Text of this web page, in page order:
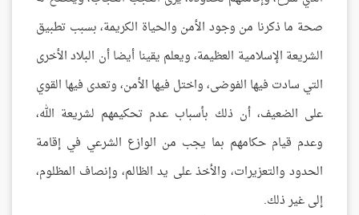
صحة ما ذكرنا من وجود الأمن والحياة الكريمة، بسبب تطبيق
الشريعة الإسلامية العظيمة، ويعلم يقينا أيضا أن البلاد الأخرى
التي سادت فيها الفوضى، واختل فيها الأمن، وتعدى فيها القوي
على الضعيف، أن ذلك بأسباب عدم تحكيمهم لشريعة الله،
وعدم قيام حكامهم بما يجب من الوازع الشرعي في إقامة
الحدود والتعزيرات، والأخذ على يد الظالم، وإنصاف المظلوم،
إلى غير ذلك.